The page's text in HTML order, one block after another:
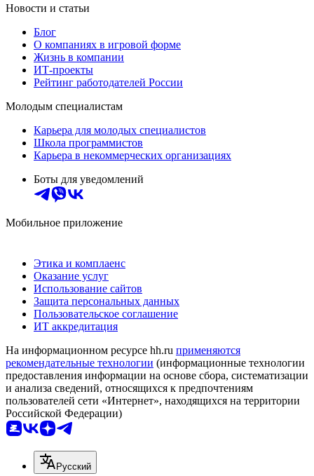
Новости и статьи
Блог
О компаниях в игровой форме
Жизнь в компании
ИТ-проекты
Рейтинг работодателей России
Молодым специалистам
Карьера для молодых специалистов
Школа программистов
Карьера в некоммерческих организациях
Боты для уведомлений
Мобильное приложение
Этика и комплаенс
Оказание услуг
Использование сайтов
Защита персональных данных
Пользовательское соглашение
ИТ аккредитация
На информационном ресурсе hh.ru применяются
рекомендательные технологии (информационные технологии
предоставления информации на основе сбора, систематизации
и анализа сведений, относящихся к предпочтениям
пользователей сети «Интернет», находящихся на территории
Российской Федерации)
Русский